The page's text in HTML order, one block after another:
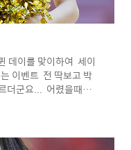
데이를 맞이하여 세이
이벤트 전 딱보고 박
군요... 어렸을때부터
달에 딱 한게임 남았
이팅 !!!